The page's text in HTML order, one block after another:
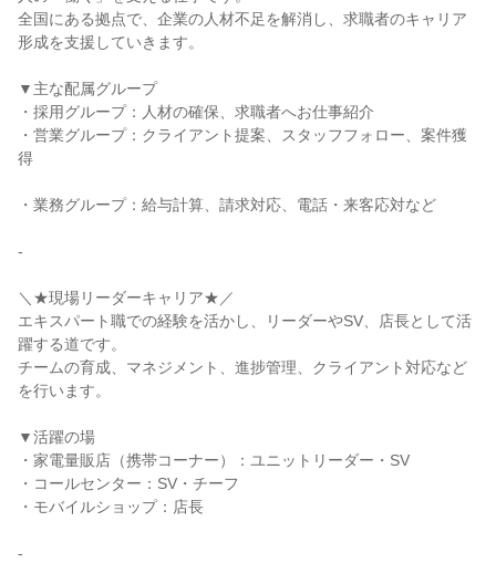
全国にある拠点で、企業の人材不足を解消し、求職者のキャリア
形成を支援していきます。
▼主な配属グループ
・採用グループ：人材の確保、求職者へお仕事紹介
・営業グループ：クライアント提案、スタッフフォロー、案件獲
得
・業務グループ：給与計算、請求対応、電話・来客応対など
-
＼★現場リーダーキャリア★／
エキスパート職での経験を活かし、リーダーやSV、店長として活
躍する道です。
チームの育成、マネジメント、進捗管理、クライアント対応など
を行います。
▼活躍の場
・家電量販店（携帯コーナー）：ユニットリーダー・SV
・コールセンター：SV・チーフ
・モバイルショップ：店長
-